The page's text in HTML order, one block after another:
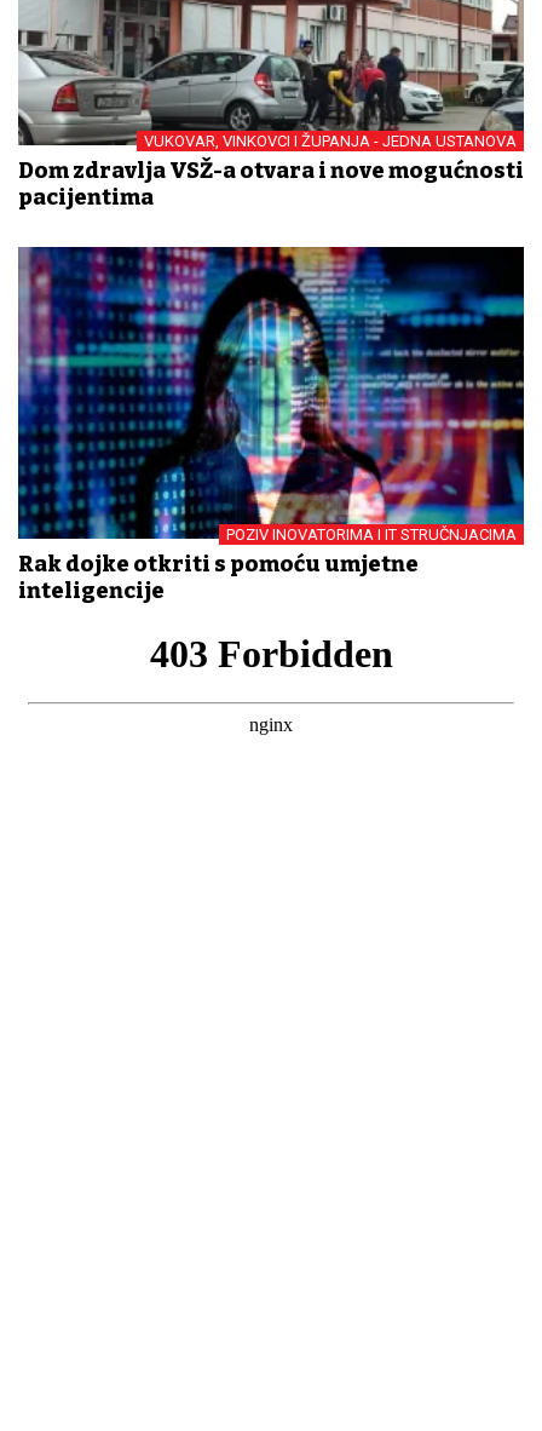
VUKOVAR, VINKOVCI I ŽUPANJA - JEDNA USTANOVA
Dom zdravlja VSŽ-a otvara i nove mogućnosti
pacijentima
POZIV INOVATORIMA I IT STRUČNJACIMA
Rak dojke otkriti s pomoću umjetne
inteligencije